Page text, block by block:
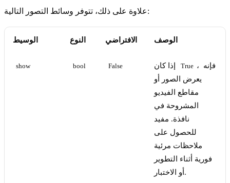
علاوة على ذلك، تتوفر وسائط التصور التالية:
الوسيط النوع الافتراضي الوصف
show bool False True ، فإنه
يعرض الصور أو
مقاطع الفيديو
المشروحة في
نافذة. مفيد
للحصول على
ملاحظات مرئية
فورية أثناء التطوير
أو الاختبار.